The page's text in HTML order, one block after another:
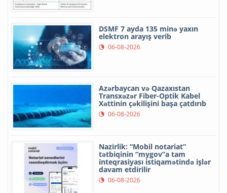
DSMF 7 ayda 135 minə yaxın
elektron arayış verib
06-08-2026
Azərbaycan və Qazaxıstan
Transxəzər Fiber-Optik Kabel
Xəttinin çəkilişini başa çatdırıb
06-08-2026
Nazirlik: “Mobil notariat”
tətbiqinin “mygov”a tam
inteqrasiyası istiqamətində işlər
davam etdirilir
06-08-2026